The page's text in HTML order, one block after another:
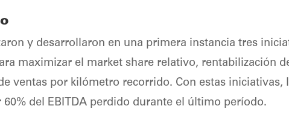
y desarrollaron en una primera instancia tres
maximizar el market share relativo, rentabilización
ventas por kilómetro recorrido. Con estas
60% del EBITDA perdido durante el último período.